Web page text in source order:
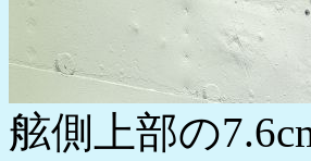
舷側上部の